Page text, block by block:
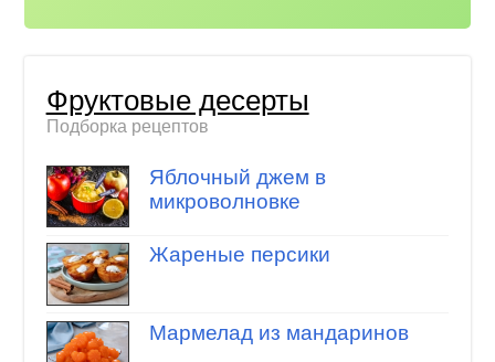
Фруктовые десерты
Подборка рецептов
Яблочный джем в
микроволновке
Жареные персики
Мармелад из мандаринов